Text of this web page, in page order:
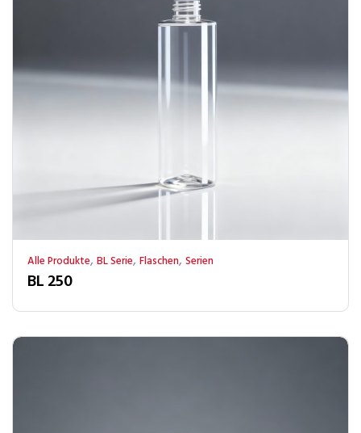
Alle Produkte, BL Serie, Flaschen, Serien
BL 250